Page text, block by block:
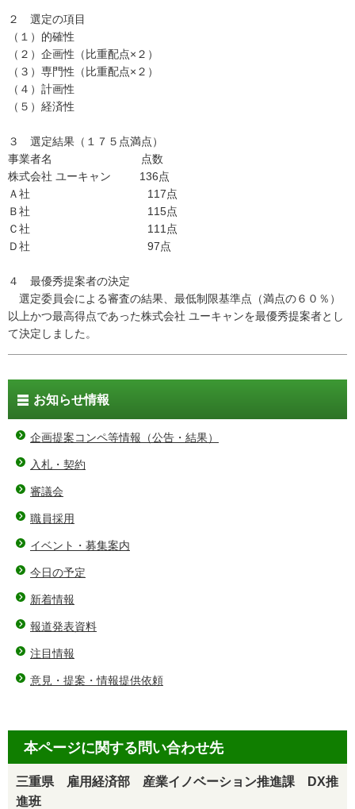
２ 選定の項目
（１）的確性
（２）企画性（比重配点×２）
（３）専門性（比重配点×２）
（４）計画性
（５）経済性
３ 選定結果（１７５点満点）
事業者名 点数
株式会社 ユーキャン 136点
Ａ社 117点
Ｂ社 115点
Ｃ社 111点
Ｄ社 97点
４ 最優秀提案者の決定
選定委員会による審査の結果、最低制限基準点（満点の６０％）
以上かつ最高得点であった株式会社 ユーキャンを最優秀提案者とし
て決定しました。
お知らせ情報
企画提案コンペ等情報（公告・結果）
入札・契約
審議会
職員採用
イベント・募集案内
今日の予定
新着情報
報道発表資料
注目情報
意見・提案・情報提供依頼
本ページに関する問い合わせ先
三重県 雇用経済部 産業イノベーション推進課 DX推
進班